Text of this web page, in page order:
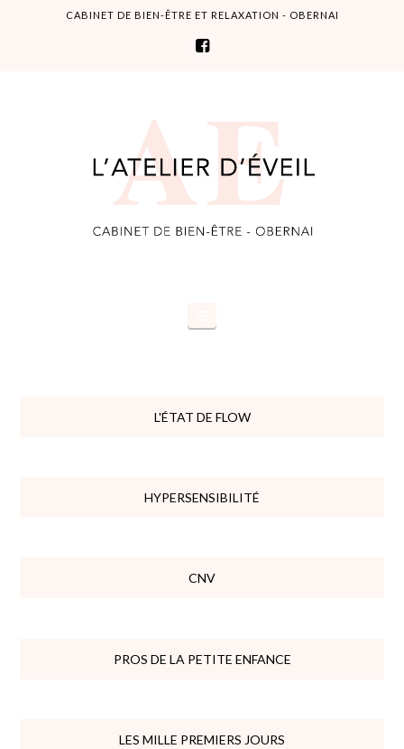
CABINET DE BIEN-ÊTRE ET RELAXATION - OBERNAI
L'Atelier
d'éveil
L'ÉTAT DE FLOW
HYPERSENSIBILITÉ
CNV
PROS DE LA PETITE ENFANCE
LES MILLE PREMIERS JOURS